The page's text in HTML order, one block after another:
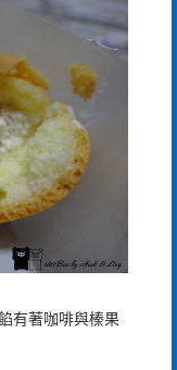
有著咖啡與榛果